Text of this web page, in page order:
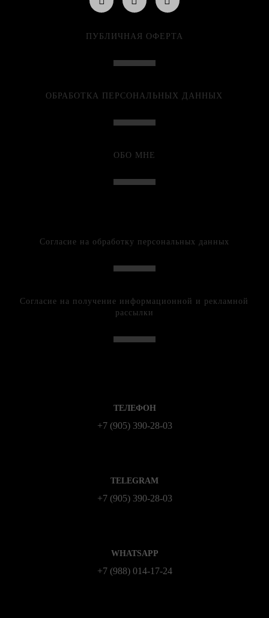
ПУБЛИЧНАЯ ОФЕРТА
ОБРАБОТКА ПЕРСОНАЛЬНЫХ ДАННЫХ
ОБО МНЕ
Согласие на обработку персональных данных
Согласие на получение информационной и рекламной
рассылки
ТЕЛЕФОН
+7 (905) 390-28-03
TELEGRAM
+7 (905) 390-28-03
WHATSAPP
+7 (988) 014‑17‑24